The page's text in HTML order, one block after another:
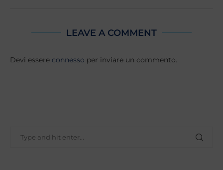
LEAVE A COMMENT
Devi essere connesso per inviare un commento.